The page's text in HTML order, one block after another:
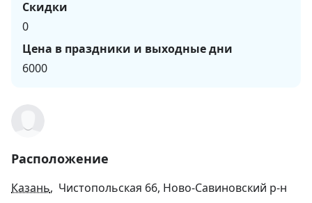
Скидки
0
Цена в праздники и выходные дни
6000
Расположение
Казань, Чистопольская 66, Ново-Савиновский р-н